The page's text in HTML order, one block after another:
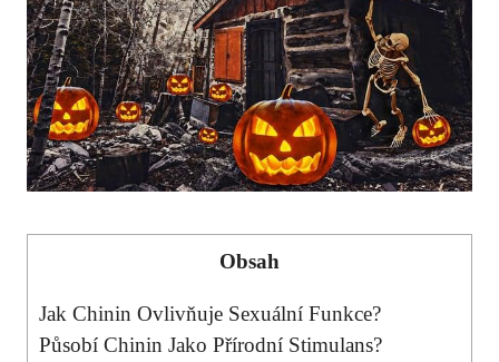
Obsah
Jak Chinin Ovlivňuje Sexuální Funkce?
Působí Chinin Jako Přírodní Stimulans?